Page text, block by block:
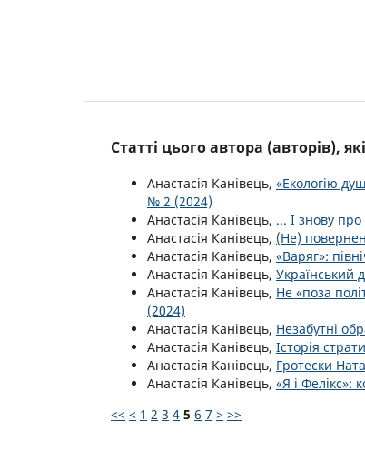
Статті цього автора (авторів),
Анастасія Канівець, «Екологію
№ 2 (2024)
Анастасія Канівець, ... І знову
Анастасія Канівець, (Не)
Анастасія Канівець, «Варяг»:
Анастасія Канівець, Український
Анастасія Канівець, Не «поза
(2024)
Анастасія Канівець, Незабутні
Анастасія Канівець, Історія
Анастасія Канівець, Гротески
Анастасія Канівець, «Я і Фелікс»:
<< < 1 2 3 4 5 6 7 > >>